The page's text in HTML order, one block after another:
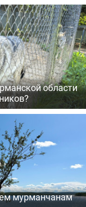
области
мурманчанам